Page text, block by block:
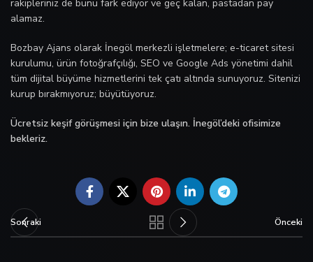
rakipleriniz de bunu fark ediyor ve geç kalan, pastadan pay
alamaz.
Bozbay Ajans olarak İnegöl merkezli işletmelere; e-ticaret sitesi
kurulumu, ürün fotoğrafçılığı, SEO ve Google Ads yönetimi dahil
tüm dijital büyüme hizmetlerini tek çatı altında sunuyoruz. Sitenizi
kurup bırakmıyoruz; büyütüyoruz.
Ücretsiz keşif görüşmesi için bize ulaşın. İnegöl’deki ofisimize
bekleriz.
Sonraki Önceki